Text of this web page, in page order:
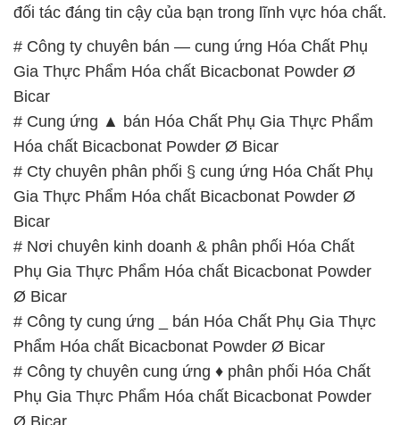
# Cung ứng ▲ bán Hóa Chất Phụ Gia Thực Phẩm
Hóa chất Bicacbonat Powder Ø Bicar
# Cty chuyên phân phối § cung ứng Hóa Chất Phụ
Gia Thực Phẩm Hóa chất Bicacbonat Powder Ø
Bicar
# Nơi chuyên kinh doanh & phân phối Hóa Chất
Phụ Gia Thực Phẩm Hóa chất Bicacbonat Powder
Ø Bicar
# Công ty cung ứng _ bán Hóa Chất Phụ Gia Thực
Phẩm Hóa chất Bicacbonat Powder Ø Bicar
# Công ty chuyên cung ứng ♦ phân phối Hóa Chất
Phụ Gia Thực Phẩm Hóa chất Bicacbonat Powder
Ø Bicar
# Cty kinh doanh ¶ cung cấp Hóa Chất Phụ Gia
Thực Phẩm Hóa chất Bicacbonat Powder Ø Bicar
# Đơn vị cung cấp / bán Hóa Chất Phụ Gia Thực
Phẩm Hóa chất Bicacbonat Powder Ø Bicar